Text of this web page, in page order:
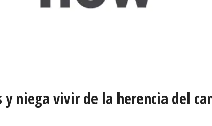
y niega vivir de la herencia del